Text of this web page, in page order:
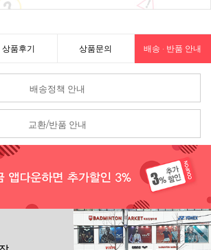
상품후기 상품문의 배송 · 반품 안내
배송정책 안내
교환/반품 안내